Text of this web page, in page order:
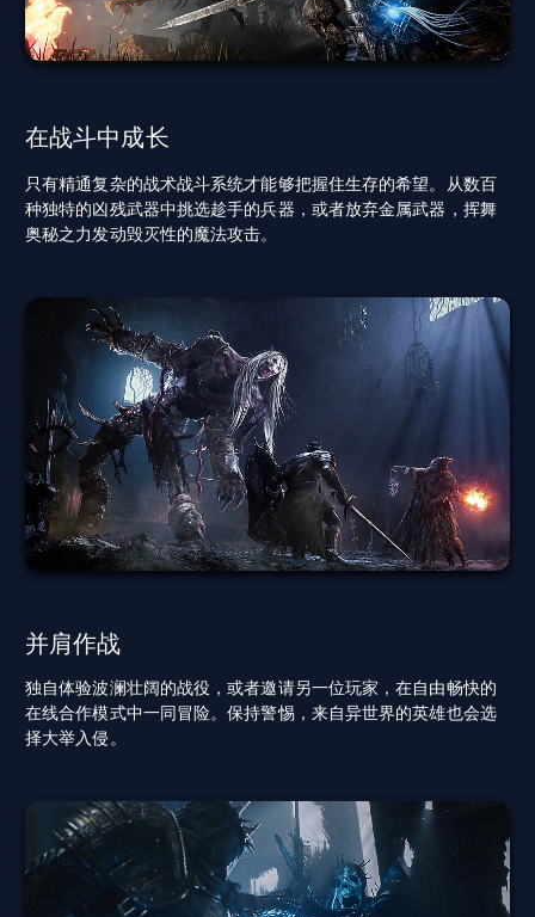
在战斗中成长
只有精通复杂的战术战斗系统才能够把握住生存的希望。从数百
种独特的凶残武器中挑选趁手的兵器，或者放弃金属武器，挥舞
奥秘之力发动毁灭性的魔法攻击。
并肩作战
独自体验波澜壮阔的战役，或者邀请另一位玩家，在自由畅快的
在线合作模式中一同冒险。保持警惕，来自异世界的英雄也会选
择大举入侵。